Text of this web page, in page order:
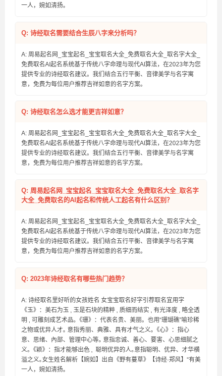
一人，婉如清扬。
Q: 诗经取名需要结合生辰八字来分析吗？
A: 周易起名网_宝宝起名_宝宝取名大全_免费取名大全_取名字大全_
免费取名AI起名系统基于传统八字命理与现代AI算法，在2023年为您
提供专业的诗经取名建议。我们结合五行平衡、音律美学与名字寓
意，免费为每位用户推荐吉祥如意的名字方案。
Q: 诗经取名怎么选才能更吉祥如意？
A: 周易起名网_宝宝起名_宝宝取名大全_免费取名大全_取名字大全_
免费取名AI起名系统基于传统八字命理与现代AI算法，在2023年为您
提供专业的诗经取名建议。我们结合五行平衡、音律美学与名字寓
意，免费为每位用户推荐吉祥如意的名字方案。
Q: 周易起名网_宝宝起名_宝宝取名大全_免费取名大全_取名字
大全_免费取名的AI起名和传统人工起名有什么区别？
A: 周易起名网_宝宝起名_宝宝取名大全_免费取名大全_取名字大全_
免费取名AI起名系统基于传统八字命理与现代AI算法，在2023年为您
提供专业的诗经取名建议。我们结合五行平衡、音律美学与名字寓
意，免费为每位用户推荐吉祥如意的名字方案。
Q: 2023年诗经取名有哪些热门趋势？
A: 诗经取名里好听的女孩姓名 女宝宝取名好字引荐取名宜用字
《玉》：美石为玉 ‚ 玉是石块的精粹 ‚ 质细而结实 ‚ 有光泽度 ‚ 略全透
明 ‚ 可雕刻成艺术品｡《珊》：代表名贵、美丽｡ 也用“珊瑚礁”喻珍稀
之物或优异人才｡ 意指秀丽、典雅、具有才气之义｡《心》：指心
意、思绪、內部、管理中心等｡ 意指忠诚、善心、要害、心思细腻之
义｡《颖》：指才能够出色 ‚ 聪明优异的人｡意指聪明、优异、才华横
溢之义｡女生姓名解析【婉如】出自《野有蔓草》【诗经·郑风】“有美
一人，婉如清扬。